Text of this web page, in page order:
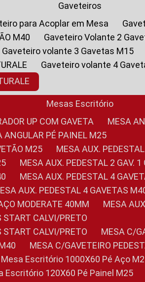
Gaveteiros
para Acoplar em Mesa
M40
Gaveteiro Volante 2
Gaveteiro volante 3 Gavetas M15
Gaveteiro volante 4
Mesas Escritório
UP COM GAVETA
MESA
ANGULAR PÉ PAINEL M25
M25
MESA AUX.
MESA AUX. PEDESTAL 2 GAV.
MESA AUX. PEDESTAL 4
MESA AUX. PEDESTAL 4 GAVETAS
MODERATE 40MM
MESA
START CALVI/PRETO
START CALVI/PRETO
MESA C/
MESA C/GAVETEIRO
Mesa Escritório 1000X60 Pé Aço
Escritório 120X60 Pé Painel M25